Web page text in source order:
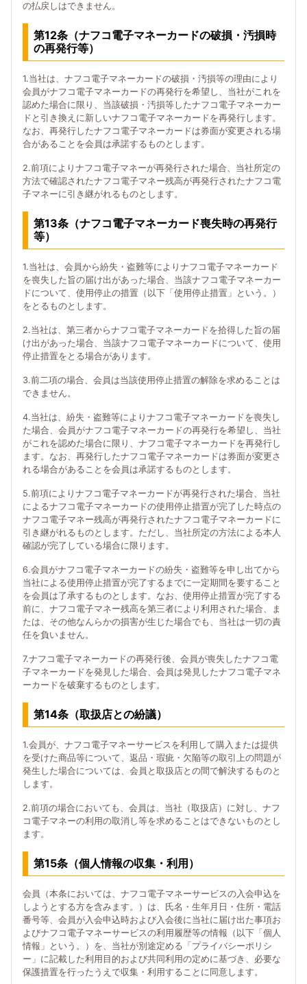
の払戻しはできません。
第12条（ナフコ電子マネーカードの破損・汚損時
の再発行等）
1.当社は、ナフコ電子マネーカードの破損・汚損等の理由により
会員がナフコ電子マネーカードの再発行を希望し、当社がこれを
認めた場合に限り、当該破損・汚損等したナフコ電子マネーカー
ドと引き換えに新しいナフコ電子マネーカードを再発行します。
なお、再発行したナフコ電子マネーカードは券面が変更される場
合があることを会員は承諾するものとします。
2.前項によりナフコ電子マネーが再発行された場合、当社所定の
方法で確認されたナフコ電子マネー残高が再発行されたナフコ電
子マネーに引き継がれるものとします。
第13条（ナフコ電子マネーカード喪失時の再発行
等）
1.当社は、会員から紛失・盗難等によりナフコ電子マネーカード
を喪失した旨の届け出があった場合、当該ナフコ電子マネーカー
ドについて、使用停止の措置（以下「使用停止措置」という。）
をとるものとします。
2.当社は、第三者からナフコ電子マネーカードを拾得した旨の届
け出があった場合、当該ナフコ電子マネーカードについて、使用
停止措置をとる場合があります。
3.前二項の場合、会員は当該使用停止措置の解除を求めることは
できません。
4.当社は、紛失・盗難等によりナフコ電子マネーカードを喪失し
た場合、会員がナフコ電子マネーカードの再発行を希望し、当社
がこれを認めた場合に限り、ナフコ電子マネーカードを再発行し
ます。なお、再発行したナフコ電子マネーカードは券面が変更さ
れる場合があることを会員は承諾するものとします。
5.前項によりナフコ電子マネーカードが再発行された場合、当社
によるナフコ電子マネーカードの使用停止措置が完了した時点の
ナフコ電子マネー残高が再発行されたナフコ電子マネーカードに
引き継がれるものとします。ただし、当社所定の方法による本人
確認が完了している場合に限ります。
6.会員がナフコ電子マネーカードの紛失・盗難等を申し出てから
当社による使用停止措置が完了するまでに一定期間を要すること
を会員は了承するものとします。なお、使用停止措置が完了する
前に、ナフコ電子マネー残高を第三者により利用された場合、ま
たは、その他なんらかの損害が生じた場合でも、当社は一切の責
任を負いません。
7.ナフコ電子マネーカードの再発行後、会員が喪失したナフコ電
子マネーカードを発見した場合、会員は発見したナフコ電子マネ
ーカードを破棄するものとします。
第14条（取扱店との紛議）
1.会員が、ナフコ電子マネーサービスを利用して購入または提供
を受けた商品等について、返品・瑕疵・欠陥等の取引上の問題が
発生した場合については、会員と取扱店との間で解決するものと
します。
2.前項の場合においても、会員は、当社（取扱店）に対し、ナフ
コ電子マネーの利用の取消し等を求めることはできないものとし
ます。
第15条（個人情報の収集・利用）
会員（本条においては、ナフコ電子マネーサービスの入会申込を
しようとする方を含みます。）は、氏名・生年月日・住所・電話
番号等、会員が入会申込時および入会後に当社に届け出た事項お
よびナフコ電子マネーサービスの利用履歴等の情報（以下「個人
情報」という。）を、当社が別途定める「プライバシーポリシ
ー」に記載した利用目的および共同利用の定めに基づき、必要な
保護措置を行ったうえで収集・利用することに同意します。